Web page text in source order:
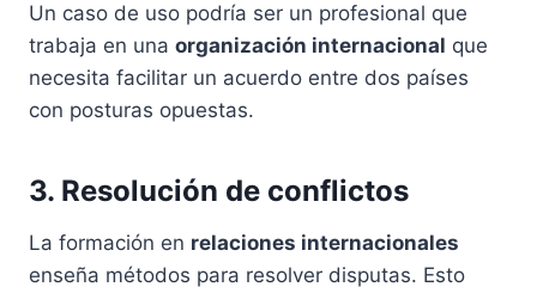
Un caso de uso podría ser un profesional que
trabaja en una organización internacional que
necesita facilitar un acuerdo entre dos países
con posturas opuestas.
3. Resolución de conflictos
La formación en relaciones internacionales
enseña métodos para resolver disputas. Esto